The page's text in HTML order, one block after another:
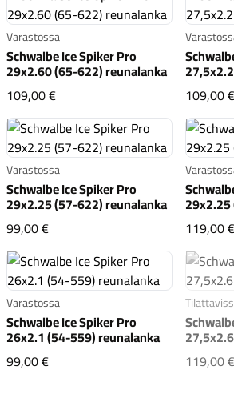
Komponentit
Katso koko valikoima
Varastossa
Schwalbe Ice Spiker Pro
29x2.60 (65-622) reunalanka
109,00 €Schwalbe Ice Spiker Pro 29x2.60
109,00 €
Varastossa
Schwalbe Ice Spiker Pro
29x2.25 (57-622) reunalanka
99,00 €Schwalbe Ice Spiker Pro 29x2.25
119,00 €
Varastossa
Schwalbe Ice Spiker Pro
26x2.1 (54-559) reunalanka
99,00 €Schwalbe Ice Spiker Pro 26x2.1
119,00 €